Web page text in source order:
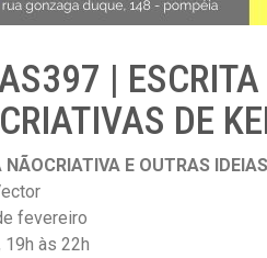
|
DE
NÃOCRIATIVA E OUTRAS
fevereiro
19h às 22h